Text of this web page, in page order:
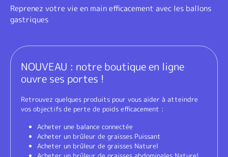
Reprenez votre vie en main efficacement avec les ballons
gastriques
NOUVEAU : notre boutique en ligne
ouvre ses portes !
Retrouvez quelques produits pour vous aider à atteindre
vos objectifs de perte de poids efficacement :
Acheter une balance connectée
Acheter un brûleur de graisses Puissant
Acheter un brûleur de graisses Naturel